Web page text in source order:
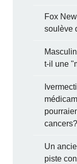
Fox
soulève
t-il une
cancers?
Un
piste